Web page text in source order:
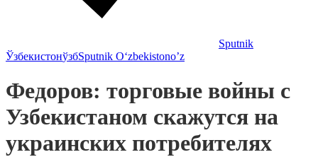
Sputnik
ЎзбекистонўзбSputnik Oʻzbekistono’z
Федоров: торговые войны с
Узбекистаном скажутся на
украинских потребителях